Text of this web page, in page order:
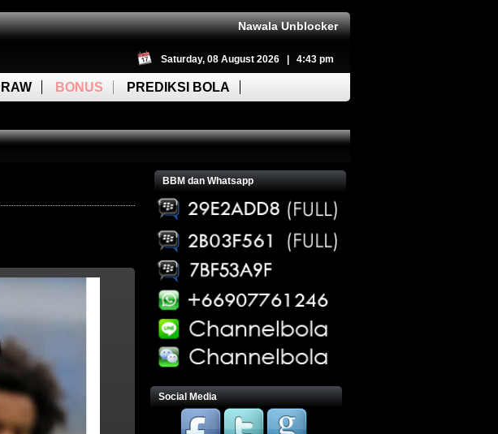
Nawala Unblocker
Saturday, 08 August 2026 | 4:43 pm
BONUS PREDIKSI BOLA
BBM dan Whatsapp
Social Media